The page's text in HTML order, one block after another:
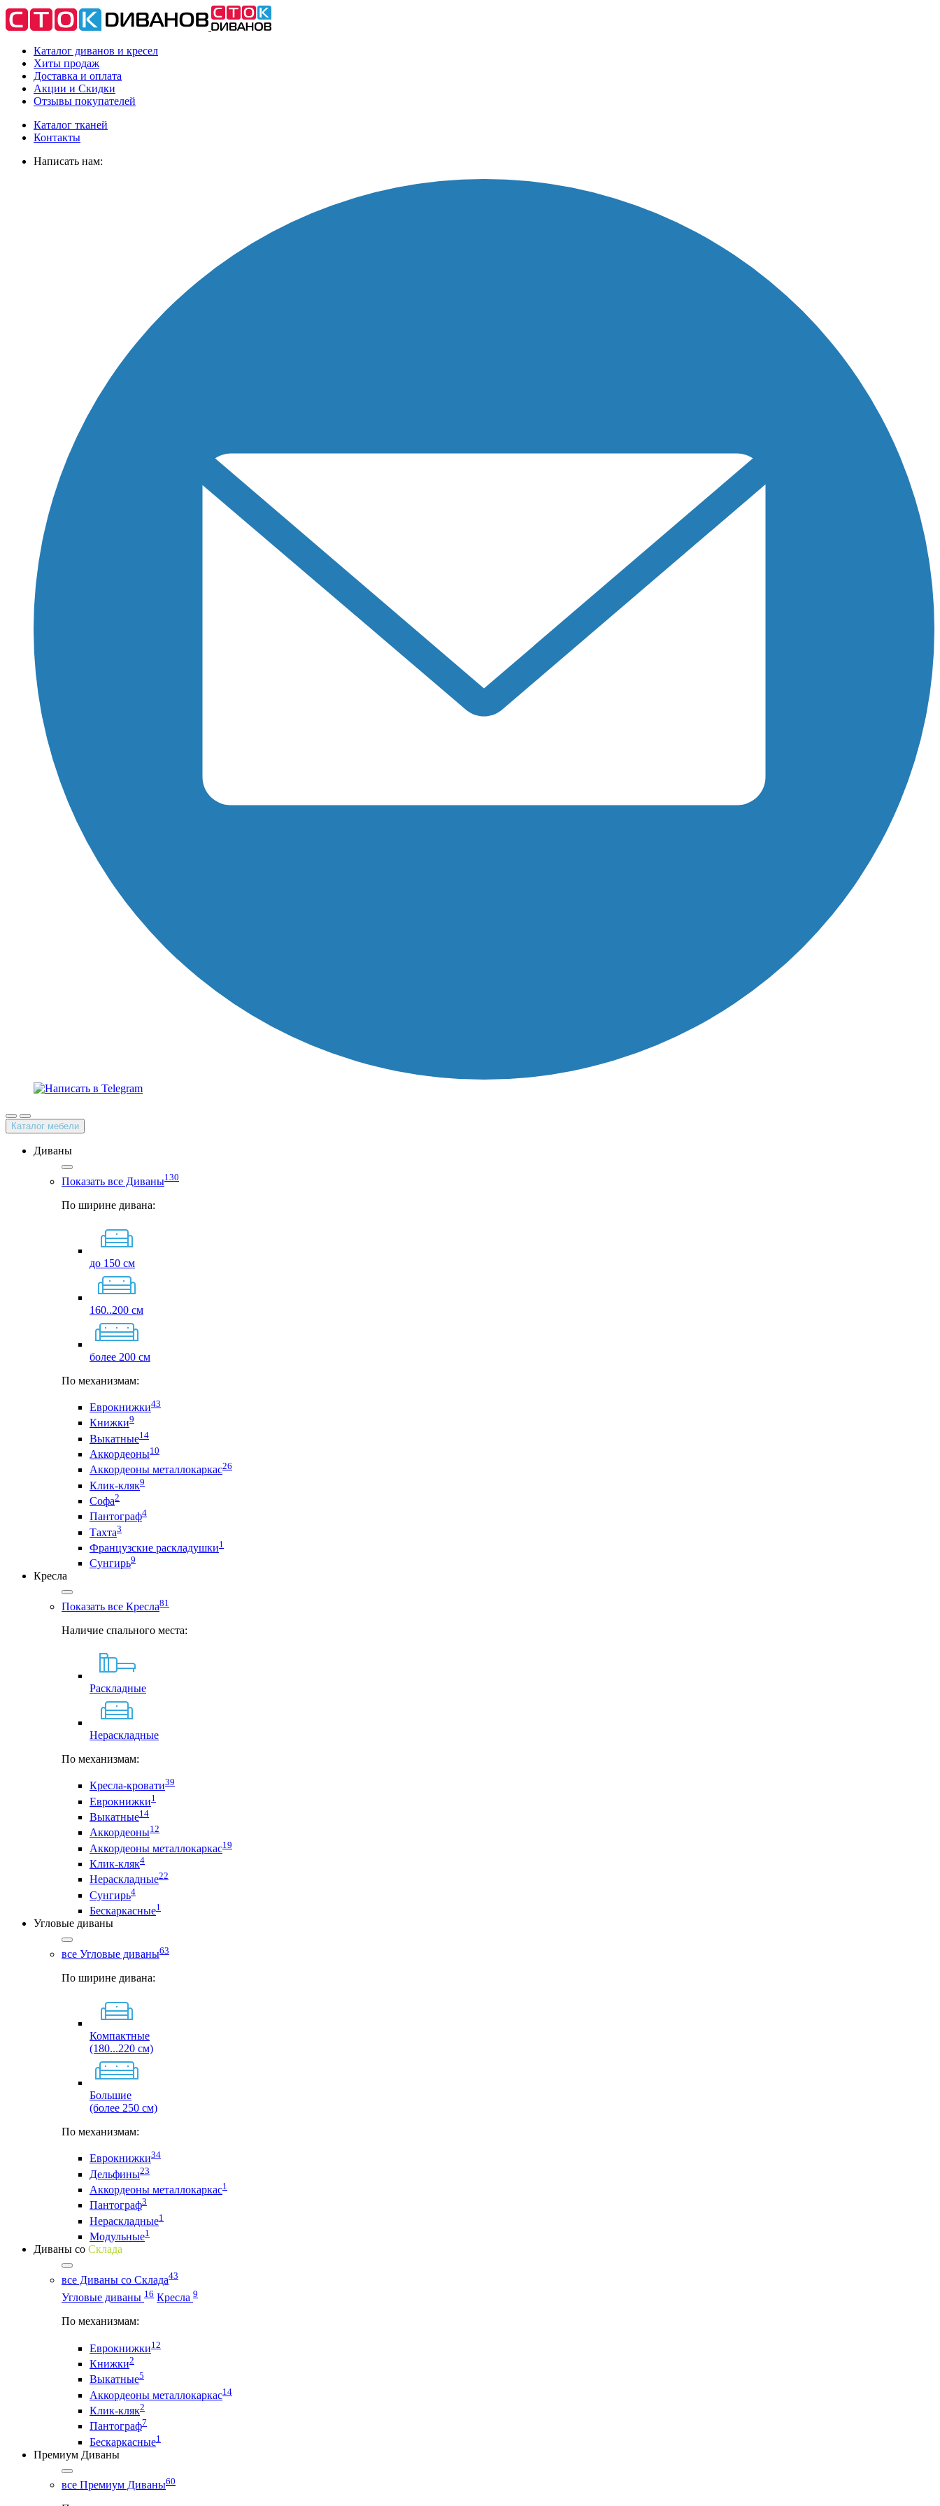
Каталог диванов и кресел
Хиты продаж
Доставка и оплата
Акции и Скидки
Отзывы покупателей
Каталог тканей
Контакты
Написать нам:
Каталог мебели
Диваны
Показать все Диваны130
По ширине дивана:
до 150 см
160..200 см
более 200 см
По механизмам:
Еврокнижки43
Книжки9
Выкатные14
Аккордеоны10
Аккордеоны металлокаркас26
Клик-кляк9
Софа2
Пантограф4
Тахта3
Французские раскладушки1
Сунгирь9
Кресла
Показать все Кресла81
Наличие спального места:
Раскладные
Нераскладные
По механизмам:
Кресла-кровати39
Еврокнижки1
Выкатные14
Аккордеоны12
Аккордеоны металлокаркас19
Клик-кляк4
Нераскладные22
Сунгирь4
Бескаркасные1
Угловые диваны
все Угловые диваны63
По ширине дивана:
Компактные
(180...220 см)
Большие
(более 250 см)
По механизмам:
Еврокнижки34
Дельфины23
Аккордеоны металлокаркас1
Пантограф3
Нераскладные1
Модульные1
Диваны со Склада
все Диваны со Склада43
Угловые диваны 16 Кресла 9
По механизмам:
Еврокнижки12
Книжки2
Выкатные5
Аккордеоны металлокаркас14
Клик-кляк2
Пантограф7
Бескаркасные1
Премиум Диваны
все Премиум Диваны60